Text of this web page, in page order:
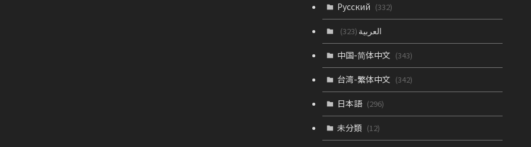
Русский (332)
العربية(323)
中国-简体中文 (343)
台湾-繁体中文 (342)
日本語 (296)
未分類 (12)